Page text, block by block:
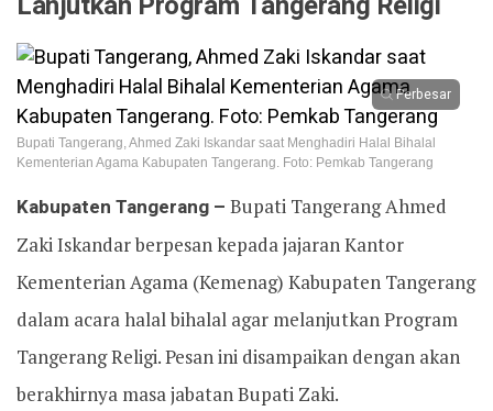
Perbesar
Bupati Tangerang, Ahmed Zaki Iskandar saat Menghadiri Halal Bihalal
Kementerian Agama Kabupaten Tangerang. Foto: Pemkab Tangerang
Kabupaten Tangerang – Bupati Tangerang Ahmed
Zaki Iskandar berpesan kepada jajaran Kantor
Kementerian Agama (Kemenag) Kabupaten Tangerang
dalam acara halal bihalal agar melanjutkan Program
Tangerang Religi. Pesan ini disampaikan dengan akan
berakhirnya masa jabatan Bupati Zaki.